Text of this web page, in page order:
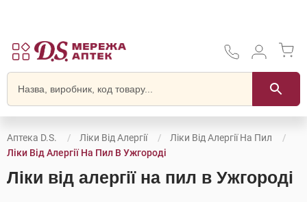
Аптека D.S. Ліки Від Алергії
Ліки Від Алергії На Пил
Ліки Від Алергії На Пил В Ужгороді
Ліки від алергії на пил в Ужгороді